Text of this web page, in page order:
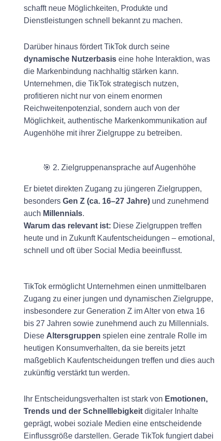
schafft neue Möglichkeiten, Produkte und
Dienstleistungen schnell bekannt zu machen.
Darüber hinaus fördert TikTok durch seine
dynamische Nutzerbasis eine hohe Interaktion, was
die Markenbindung nachhaltig stärken kann.
Unternehmen, die TikTok strategisch nutzen,
profitieren nicht nur von einem enormen
Reichweitenpotenzial, sondern auch von der
Möglichkeit, authentische Markenkommunikation auf
Augenhöhe mit ihrer Zielgruppe zu betreiben.
🎯 2. Zielgruppenansprache auf Augenhöhe
Er bietet direkten Zugang zu jüngeren Zielgruppen,
besonders Gen Z (ca. 16–27 Jahre) und zunehmend
auch Millennials.
Warum das relevant ist: Diese Zielgruppen treffen
heute und in Zukunft Kaufentscheidungen – emotional,
schnell und oft über Social Media beeinflusst.
TikTok ermöglicht Unternehmen einen unmittelbaren
Zugang zu einer jungen und dynamischen Zielgruppe,
insbesondere zur Generation Z im Alter von etwa 16
bis 27 Jahren sowie zunehmend auch zu Millennials.
Diese Altersgruppen spielen eine zentrale Rolle im
heutigen Konsumverhalten, da sie bereits jetzt
maßgeblich Kaufentscheidungen treffen und dies auch
zukünftig verstärkt tun werden.
Ihr Entscheidungsverhalten ist stark von Emotionen,
Trends und der Schnelllebigkeit digitaler Inhalte
geprägt, wobei soziale Medien eine entscheidende
Einflussgröße darstellen. Gerade TikTok fungiert dabei